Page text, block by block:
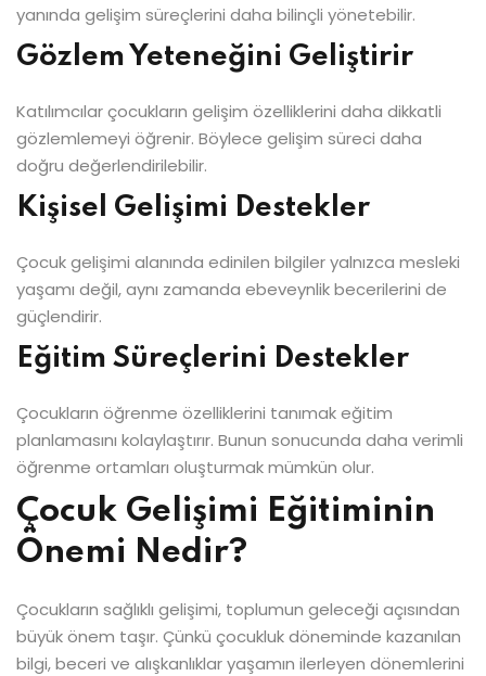
yanında gelişim süreçlerini daha bilinçli yönetebilir.
Gözlem Yeteneğini Geliştirir
Katılımcılar çocukların gelişim özelliklerini daha dikkatli
gözlemlemeyi öğrenir. Böylece gelişim süreci daha
doğru değerlendirilebilir.
Kişisel Gelişimi Destekler
Çocuk gelişimi alanında edinilen bilgiler yalnızca mesleki
yaşamı değil, aynı zamanda ebeveynlik becerilerini de
güçlendirir.
Eğitim Süreçlerini Destekler
Çocukların öğrenme özelliklerini tanımak eğitim
planlamasını kolaylaştırır. Bunun sonucunda daha verimli
öğrenme ortamları oluşturmak mümkün olur.
Çocuk Gelişimi Eğitiminin
Önemi Nedir?
Çocukların sağlıklı gelişimi, toplumun geleceği açısından
büyük önem taşır. Çünkü çocukluk döneminde kazanılan
bilgi, beceri ve alışkanlıklar yaşamın ilerleyen dönemlerini